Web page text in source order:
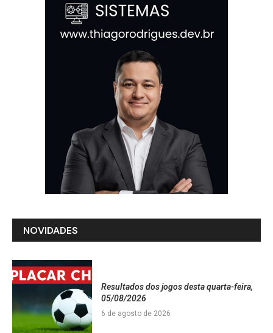
NOVIDADES
Resultados dos jogos desta quarta-feira,
05/08/2026
6 de agosto de 2026